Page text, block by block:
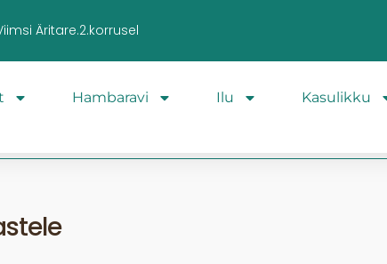
Äritare.2.korrusel
Hambaravi Ilu Kasulikku